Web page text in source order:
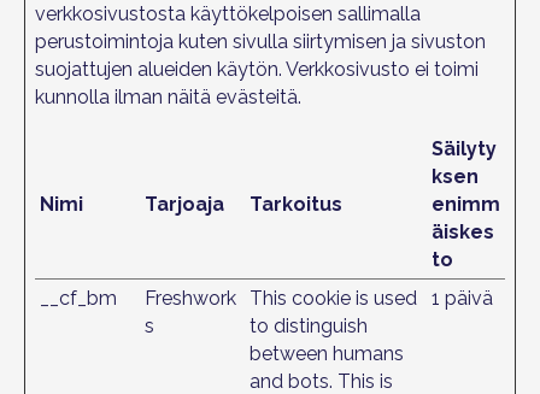
verkkosivustosta käyttökelpoisen sallimalla
perustoimintoja kuten sivulla siirtymisen ja sivuston
suojattujen alueiden käytön. Verkkosivusto ei toimi
kunnolla ilman näitä evästeitä.
Nimi Tarjoaja Tarkoitus
Säilyty
ksen
enimm
äiskes
to
__cf_bm
Freshwork
s
This cookie is used
to distinguish
between humans
and bots. This is
1 päivä